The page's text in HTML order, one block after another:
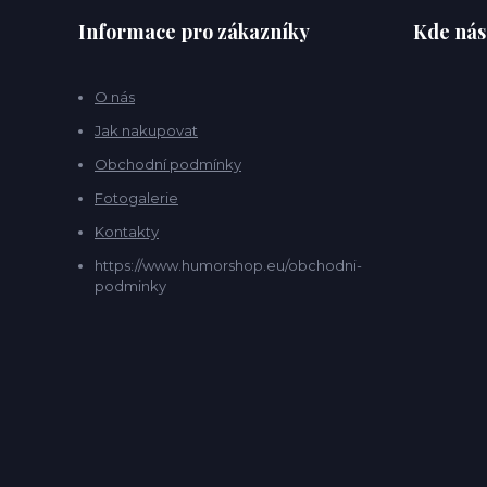
Informace pro zákazníky
O nás
Jak nakupovat
Obchodní podmínky
Fotogalerie
Kontakty
https://www.humorshop.eu/obchodni-
podminky
Kde